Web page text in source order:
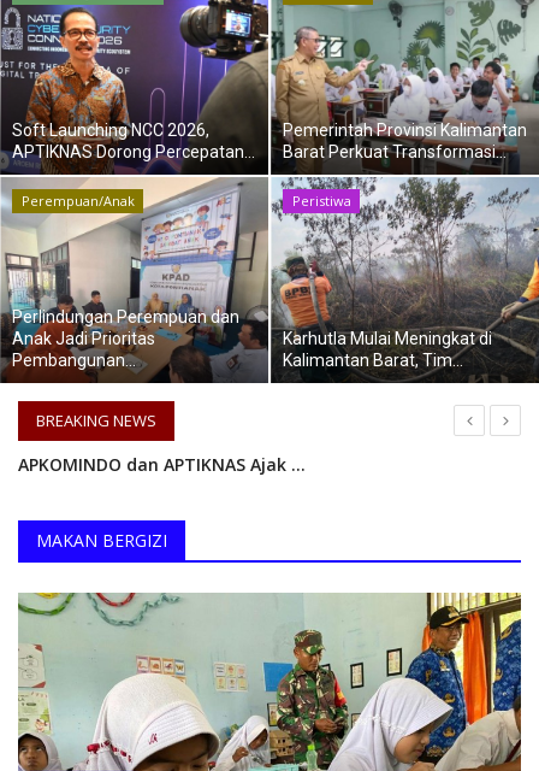
Keamanan
Kejahatan
Cybers Event
UMKM & Ekonomi Kreatif
Pekerja Migran Indonesia
Ekonomi
Pendidikan
Informasi Journalism
Olahraga
Kesehatan
Layanan Publik
Perempuan/Anak
Soft Launching NCC 2026,
APTIKNAS Dorong Percepatan...
Pemerintah Provinsi Kalimantan
Barat Perkuat Transformasi...
Perempuan/Anak
Perlindungan Perempuan dan
Anak Jadi Prioritas
Pembangunan...
Peristiwa
Karhutla Mulai Meningkat di
Kalimantan Barat, Tim...
BREAKING NEWS
APKOMINDO dan APTIKNAS Ajak Pelaku Industri Manfaatkan IEAE Indonesia 2026 sebagai Momentum Mempercepat Transformasi Industri Elektronik Nasional
APKOMINDO dan APTIKNAS Siap Bersinergi Sukseskan Indonesia Application Summit (IN-APPS) 2026, Mendorong Indonesia Menjadi Pusat Inovasi Aplikasi Digital Dunia
APKOMINDO dan APTIKNAS Banten Bersama Kadin Indonesia Institut dan Kadin Pelabuhan Perkuat Kolaborasi Pengembangan SDM Digital Sektor Kepelabuhanan dan Industri di Banten
APKOMINDO dan APTIKNAS Dukung DTI-CX 2026, Perkuat Kolaborasi Transformasi Digital Nasional
Empat Tahun Berturut-turut Masuk Top 100 Indonesian Law Firms, Mustika Raja Law Office Perkuat Peran sebagai Mitra Strategis Dunia Usaha
MAKAN BERGIZI